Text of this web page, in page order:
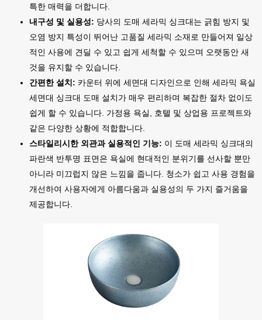
특한 매력을 더합니다.
내구성 및 실용성: 당사의 도매 세라믹 싱크대는 긁힘 방지 및
오염 방지 특성이 뛰어난 고품질 세라믹 소재로 만들어져 일상
적인 사용에 견딜 수 있고 쉽게 세척할 수 있으며 오랫동안 새
것을 유지할 수 있습니다.
간편한 설치: 카운터 위에 세면대 디자인으로 인해 세라믹 욕실
세면대 싱크대 도매 설치가 매우 편리하며 복잡한 절차 없이도
쉽게 할 수 있습니다. 가정용 욕실, 호텔 및 상업용 프로젝트와
같은 다양한 상황에 적합합니다.
스타일리시한 외관과 실용적인 기능: 이 도매 세라믹 싱크대의
파란색 반투명 표면은 욕실에 현대적인 분위기를 선사할 뿐만
아니라 미끄럽지 않은 느낌을 줍니다. 청소가 쉽고 사용 경험을
개선하여 사용자에게 아름다움과 실용성의 두 가지 즐거움을
제공합니다.